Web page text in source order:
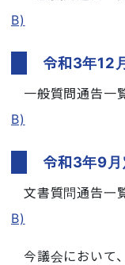
B)
令和3年12
一般質問通告一
B)
令和3年9月
文書質問通告一
B)
今議会において